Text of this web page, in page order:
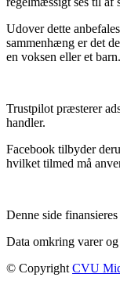
Udover dette
sammenhæng er det
en voksen eller et barn.
Trustpilot præsterer
handler.
Facebook tilbyder
hvilket tilmed må
Denne side
Data omkring varer
© Copyright CVU